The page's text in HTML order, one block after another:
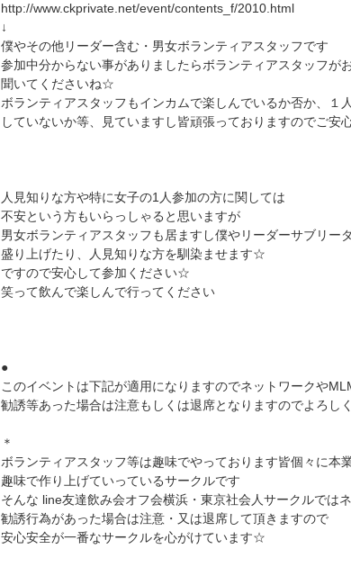
http://www.ckprivate.net/event/contents_f/2010.html
↓
僕やその他リーダー含む・男女ボランティアスタッフです
参加中分からない事がありましたらボランティアスタッフが
聞いてくださいね☆
ボランティアスタッフもインカムで楽しんでいるか否か、１
していないか等、見ていますし皆頑張っておりますのでご安
人見知りな方や特に女子の1人参加の方に関しては
不安という方もいらっしゃると思いますが
男女ボランティアスタッフも居ますし僕やリーダーサブリー
盛り上げたり、人見知りな方を馴染ませます☆
ですので安心して参加ください☆
笑って飲んで楽しんで行ってください
●
このイベントは下記が適用になりますのでネットワークや
勧誘等あった場合は注意もしくは退席となりますのでよろし
＊
ボランティアスタッフ等は趣味でやっております皆個々に本
趣味で作り上げていっているサークルです
そんな line友達飲み会オフ会横浜・東京社会人サークルでは
勧誘行為があった場合は注意・又は退席して頂きますので
安心安全が一番なサークルを心がけています☆